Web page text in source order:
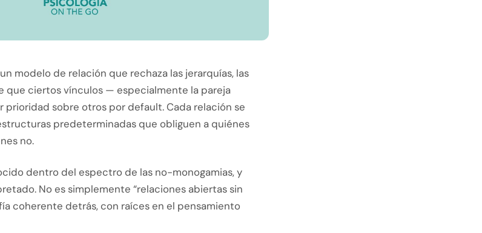
modelo de relación que rechaza las jerarquías, las
que ciertos vínculos — especialmente la pareja
sobre otros por default. Cada relación se
predeterminadas que obliguen a quiénes
no.
dentro del espectro de las no-monogamias, y
No es simplemente “relaciones abiertas sin
coherente detrás, con raíces en el pensamiento